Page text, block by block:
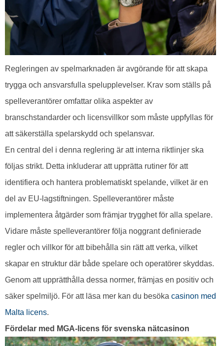
Regleringen av spelmarknaden är avgörande för att skapa
trygga och ansvarsfulla spelupplevelser. Krav som ställs på
spelleverantörer omfattar olika aspekter av
branschstandarder och licensvillkor som måste uppfyllas för
att säkerställa spelarskydd och spelansvar.
En central del i denna reglering är att interna riktlinjer ska
följas strikt. Detta inkluderar att upprätta rutiner för att
identifiera och hantera problematiskt spelande, vilket är en
del av EU-lagstiftningen. Spelleverantörer måste
implementera åtgärder som främjar trygghet för alla spelare.
Vidare måste spelleverantörer följa noggrant definierade
regler och villkor för att bibehålla sin rätt att verka, vilket
skapar en struktur där både spelare och operatörer skyddas.
Genom att upprätthålla dessa normer, främjas en positiv och
säker spelmiljö. För att läsa mer kan du besöka casinon med
Malta licens.
Fördelar med MGA-licens för svenska nätcasinon